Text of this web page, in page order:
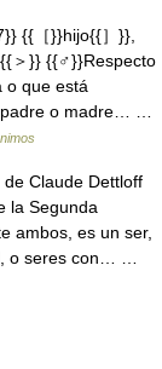
{{［}}hijo{{］}},
＞}} {{♂}}Respecto
o que está
o madre… …
Claude Dettloff
la Segunda
ambos, es un ser,
o seres con… …